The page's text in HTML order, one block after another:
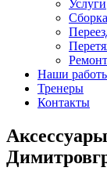
Услуги
Наши
Тренеры
Контакты